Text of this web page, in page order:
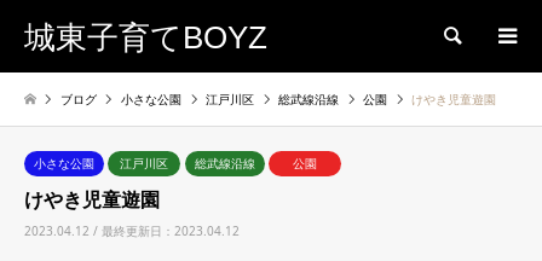
城東子育てBOYZ 検索
ブログ 小さな公園 江戸川区 総武線沿線 公園 けやき児童遊園
小さな公園 江戸川区 総武線沿線 公園
けやき児童遊園
2023.04.12 / 最終更新日：2023.04.12